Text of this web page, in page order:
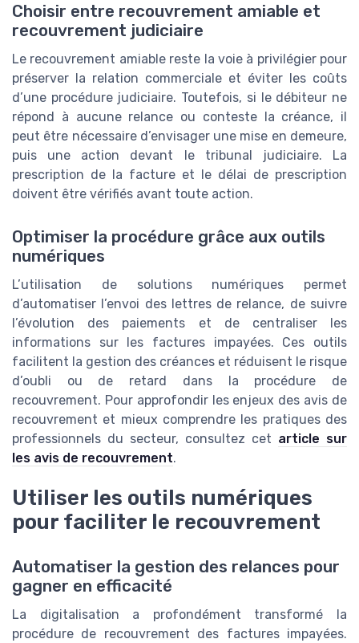
Choisir entre recouvrement amiable et
recouvrement judiciaire
Le recouvrement amiable reste la voie à privilégier pour
préserver la relation commerciale et éviter les coûts
d’une procédure judiciaire. Toutefois, si le débiteur ne
répond à aucune relance ou conteste la créance, il
peut être nécessaire d’envisager une mise en demeure,
puis une action devant le tribunal judiciaire. La
prescription de la facture et le délai de prescription
doivent être vérifiés avant toute action.
Optimiser la procédure grâce aux outils
numériques
L’utilisation de solutions numériques permet
d’automatiser l’envoi des lettres de relance, de suivre
l’évolution des paiements et de centraliser les
informations sur les factures impayées. Ces outils
facilitent la gestion des créances et réduisent le risque
d’oubli ou de retard dans la procédure de
recouvrement. Pour approfondir les enjeux des avis de
recouvrement et mieux comprendre les pratiques des
professionnels du secteur, consultez cet article sur
les avis de recouvrement.
Utiliser les outils numériques
pour faciliter le recouvrement
Automatiser la gestion des relances pour
gagner en efficacité
La digitalisation a profondément transformé la
procédure de recouvrement des factures impayées.